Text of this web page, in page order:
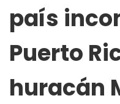
país
Puerto
huracán